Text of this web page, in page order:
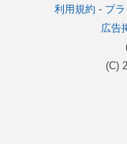
利用規約 - プ
広告
(C)